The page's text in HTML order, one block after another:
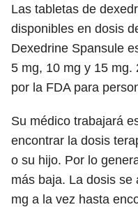
Las tabletas de
disponibles en dosis
Dexedrine Spansule
5 mg, 10 mg y 15 mg.
por la FDA para
Su médico trabajará
encontrar la dosis
o su hijo. Por lo
más baja. La dosis se
mg a la vez hasta